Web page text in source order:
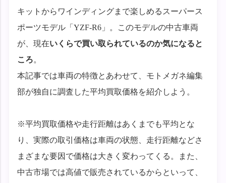
キットからワインディングまで楽しめるスーパース
ポーツモデル「YZF-R6」。このモデルの中古車両
が、現在いくらで買い取られているのか気になると
ころ。
本記事では車両の特徴とあわせて、モトメガネ編集
部が独自に調査した平均買取価格を紹介しよう。
※平均買取価格や走行距離はあくまでも平均とな
り、実際の取引価格は車両の状態、走行距離などさ
まざまな要因で価格は大きく変わってくる。また、
中古市場では高値で販売されているからといって、